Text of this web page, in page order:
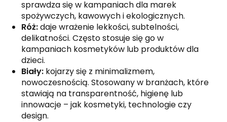
sprawdza się w kampaniach dla marek
spożywczych, kawowych i ekologicznych.
Róż:daje wrażenie lekkości, subtelności,
delikatności. Często stosuje się go w
kampaniach kosmetyków lub produktów dla
dzieci.
Biały: kojarzy się z minimalizmem,
nowoczesnością. Stosowany w branżach, które
stawiają na transparentność, higienę lub
innowacje – jak kosmetyki, technologie czy
design.